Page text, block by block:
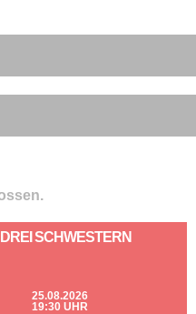
DREI SCHWESTERN
25.08.2026
19:30 UHR